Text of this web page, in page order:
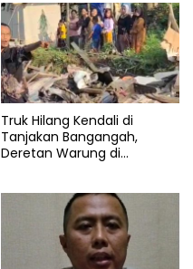
Truk Hilang Kendali di
Tanjakan Bangangah,
Deretan Warung di